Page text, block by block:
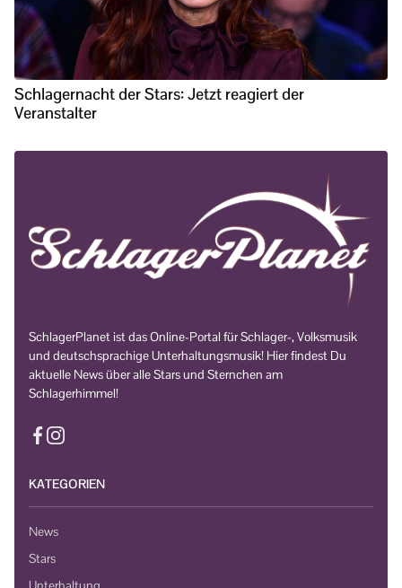
Schlagernacht der Stars: Jetzt reagiert der
Veranstalter
SchlagerPlanet ist das Online-Portal für Schlager-, Volksmusik
und deutschsprachige Unterhaltungsmusik! Hier findest Du
aktuelle News über alle Stars und Sternchen am
Schlagerhimmel!
KATEGORIEN
News
Stars